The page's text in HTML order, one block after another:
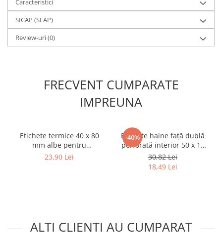
Caracteristici
SICAP (SEAP)
Review-uri(0)
FRECVENT CUMPARATE
IMPREUNA
Etichete termice 40 x 80
mm albe pentru
imprimante AIMO și
23,90 Lei
-40%
Etichete haine față dublă
perforată interior 50 x 15
mm albe pentru
imprimante AIMO și
Phomemo M110 M200
30,82 Lei
18,49 Lei
ALTI CLIENTI AU CUMPARAT